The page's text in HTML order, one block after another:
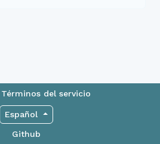
Términos del servicio
Español
Github